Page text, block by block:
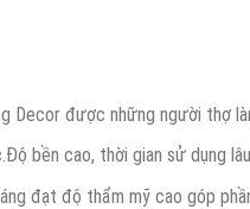
Decor được những người thợ
bền cao, thời gian sử dụng
đạt độ thẩm mỹ cao góp